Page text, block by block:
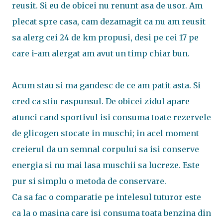
reusit. Si eu de obicei nu renunt asa de usor. Am
plecat spre casa, cam dezamagit ca nu am reusit
sa alerg cei 24 de km propusi, desi pe cei 17 pe
care i-am alergat am avut un timp chiar bun.
Acum stau si ma gandesc de ce am patit asta. Si
cred ca stiu raspunsul. De obicei zidul apare
atunci cand sportivul isi consuma toate rezervele
de glicogen stocate in muschi; in acel moment
creierul da un semnal corpului sa isi conserve
energia si nu mai lasa muschii sa lucreze. Este
pur si simplu o metoda de conservare.
Ca sa fac o comparatie pe intelesul tuturor este
ca la o masina care isi consuma toata benzina din